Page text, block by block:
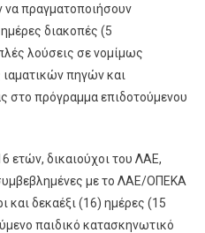
να πραγματοποιήσουν
διακοπές (5
λούσεις σε νομίμως
πηγών και
στο πρόγραμμα επιδοτούμενου
ετών, δικαιούχοι του ΛΑΕ,
με το ΛΑΕ/ΟΠΕΚΑ
και δεκαέξι (16) ημέρες (15
παιδικό κατασκηνωτικό